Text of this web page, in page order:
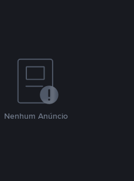
Nenhum Anúncio